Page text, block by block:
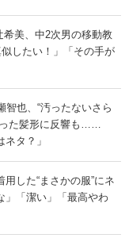
希美、中2次男の移動教
したい！」「その手が
也、“汚ったないさら
った髪形に反響も……
タ？」
用した“まさかの服”にネ
」「潔い」「最高やわ